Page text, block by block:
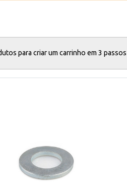
para criar um carrinho em 3